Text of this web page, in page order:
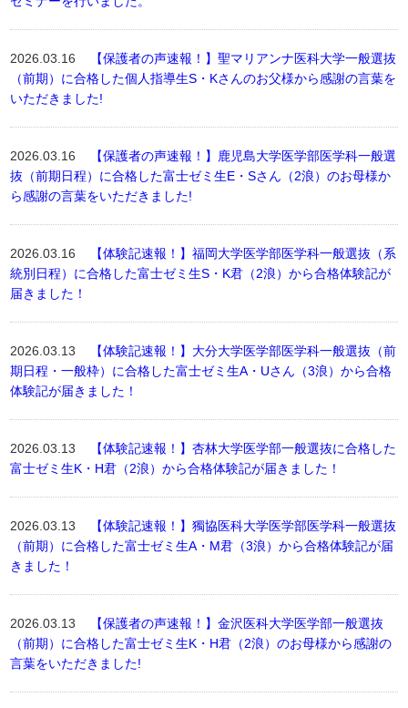
2026.03.16
【保護者の声速報！】聖マリアンナ医科大学一般選抜
（前期）に合格した個人指導生S・Kさんのお父様から感謝の言葉を
いただきました!
2026.03.16
【保護者の声速報！】鹿児島大学医学部医学科一般選
抜（前期日程）に合格した富士ゼミ生E・Sさん（2浪）のお母様か
ら感謝の言葉をいただきました!
2026.03.16
【体験記速報！】福岡大学医学部医学科一般選抜（系
統別日程）に合格した富士ゼミ生S・K君（2浪）から合格体験記が
届きました！
2026.03.13
【体験記速報！】大分大学医学部医学科一般選抜（前
期日程・一般枠）に合格した富士ゼミ生A・Uさん（3浪）から合格
体験記が届きました！
2026.03.13
【体験記速報！】杏林大学医学部一般選抜に合格した
富士ゼミ生K・H君（2浪）から合格体験記が届きました！
2026.03.13
【体験記速報！】獨協医科大学医学部医学科一般選抜
（前期）に合格した富士ゼミ生A・M君（3浪）から合格体験記が届
きました！
2026.03.13
【保護者の声速報！】金沢医科大学医学部一般選抜
（前期）に合格した富士ゼミ生K・H君（2浪）のお母様から感謝の
言葉をいただきました!